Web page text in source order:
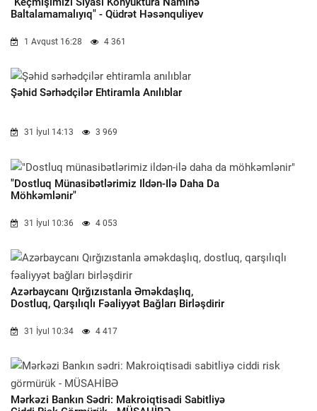
Baltalamamalıyıq" - Qüdrət Həsənquliyev
1 Avqust 16:28 4 361
Şəhid Sərhədçilər Ehtiramla Anılıblar
31 İyul 14:13 3 969
"Dostluq Münasibətlərimiz Ildən-Ilə Daha Da
Möhkəmlənir"
31 İyul 10:36 4 053
Azərbaycanı Qırğızıstanla Əməkdaşlıq,
Dostluq, Qarşılıqlı Fəaliyyət Bağları Birləşdirir
31 İyul 10:34 4 417
Mərkəzi Bankın Sədri: Makroiqtisadi Sabitliyə